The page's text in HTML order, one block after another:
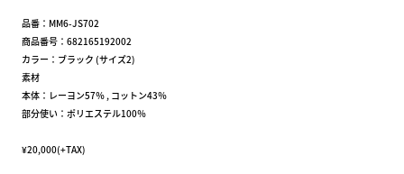
品番：MM6-JS702
商品番号：682165192002
カラー：ブラック (サイズ2)
素材
本体：レーヨン57％ , コットン43％
部分使い：ポリエステル100％
¥20,000(+TAX)